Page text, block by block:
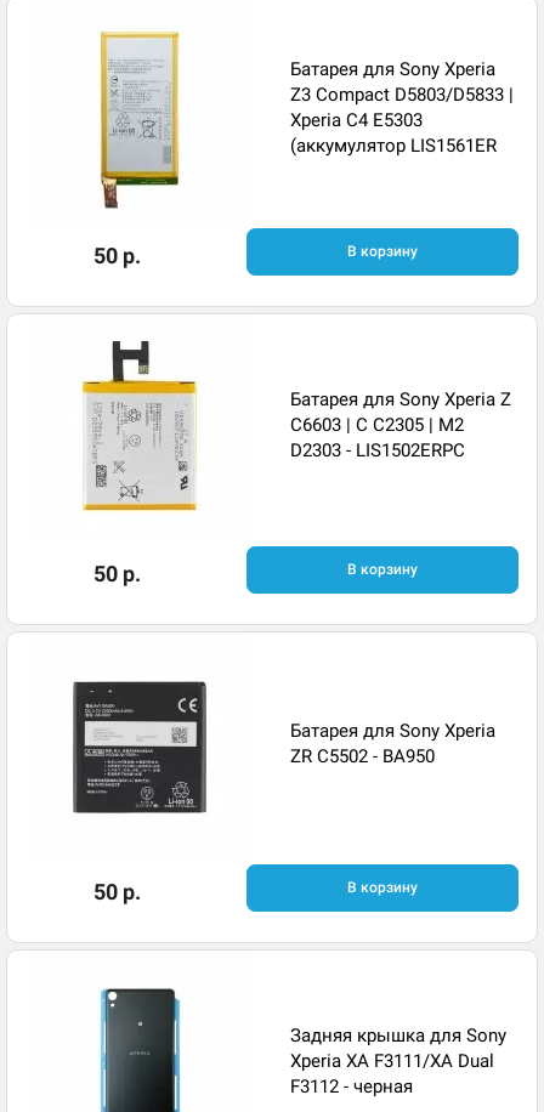
Батарея для Sony Xperia
Z3 Compact D5803/D5833 |
Xperia C4 E5303
(аккумулятор LIS1561ER
50 р. В корзину
Батарея для Sony Xperia Z
C6603 | C C2305 | M2
D2303 - LIS1502ERPC
50 р. В корзину
Батарея для Sony Xperia
ZR C5502 - BA950
50 р. В корзину
Задняя крышка для Sony
Xperia XA F3111/XA Dual
F3112 - черная